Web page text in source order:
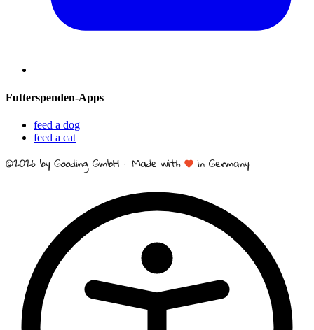
Futterspenden-Apps
feed a dog
feed a cat